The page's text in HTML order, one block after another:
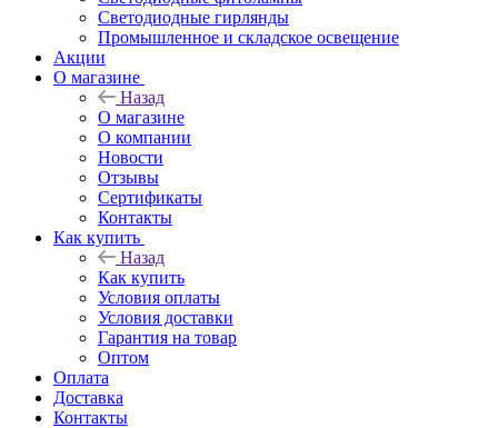
Светодиодные гирлянды
Промышленное и складское освещение
Акции
О магазине
Назад
О магазине
О компании
Новости
Отзывы
Сертификаты
Контакты
Как купить
Назад
Как купить
Условия оплаты
Условия доставки
Гарантия на товар
Оптом
Оплата
Доставка
Контакты